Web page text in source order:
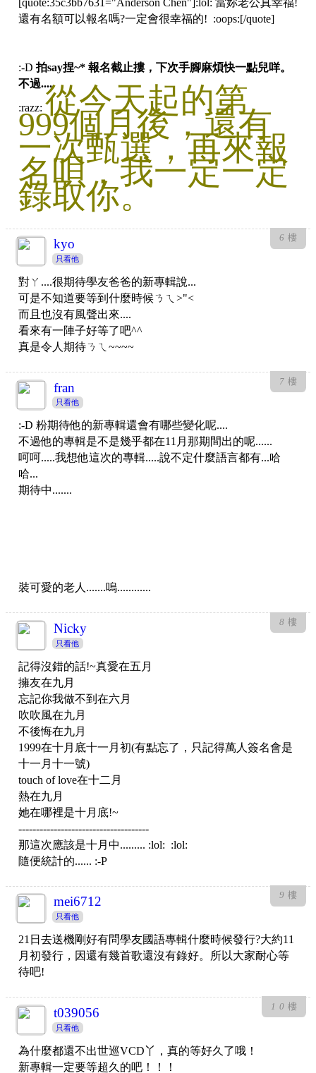
還有名額可以報名嗎?一定會很幸福的! :oops:[/quote]
:-D 拍say捏~* 報名截止摟，下次手腳麻煩快一點兒咩。
不過....
:razz: 從今天起的第
999個月後，還有
一次甄選，再來報
名唄，我一定一定
錄取你。
6 樓
kyo
只看他
對ㄚ....很期待學友爸爸的新專輯說...
可是不知道要等到什麼時候ㄋㄟ>"<
而且也沒有風聲出來....
看來有一陣子好等了吧^^
真是令人期待ㄋㄟ~~~~
7 樓
fran
只看他
:-D 粉期待他的新專輯還會有哪些變化呢....
不過他的專輯是不是幾乎都在11月那期間出的呢......
呵呵.....我想他這次的專輯.....說不定什麼語言都有...哈
哈...
期待中.......
裝可愛的老人.......嗚............
8 樓
Nicky
只看他
記得沒錯的話!~真愛在五月
擁友在九月
忘記你我做不到在六月
吹吹風在九月
不後悔在九月
1999在十月底十一月初(有點忘了，只記得萬人簽名會是
十一月十一號)
touch of love在十二月
熱在九月
她在哪裡是十月底!~
-------------------------------------
那這次應該是十月中......... :lol: :lol:
隨便統計的...... :-P
9 樓
mei6712
只看他
21日去送機剛好有問學友國語專輯什麼時候發行?大約11
月初發行，因還有幾首歌還沒有錄好。所以大家耐心等
待吧!
10 樓
t039056
只看他
為什麼都還不出世巡VCD丫，真的等好久了哦！
新專輯一定要等超久的吧！！！